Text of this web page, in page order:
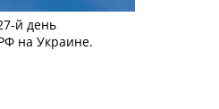
й день
на Украине.